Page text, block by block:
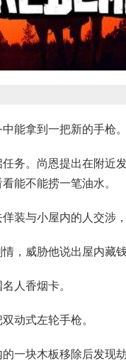
能拿到一把新的手枪。
务。尚恩提出在附近
能不能捞一笔油水。
装与小屋内的人交涉
，威胁他说出屋内藏钱
人香烟卡。
动式左轮手枪。
一块木板移除后发现